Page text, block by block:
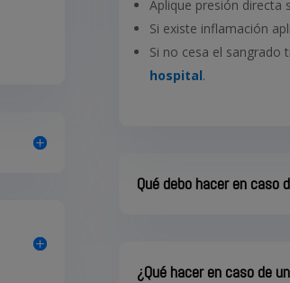
Aplique presión directa
Si existe inflamación
Si no cesa el sangrado
hospital.
Qué debo hacer en
¿Qué hacer en caso de